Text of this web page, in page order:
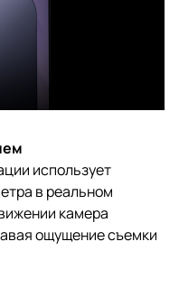
использует
в реальном
камера
ощущение съемки